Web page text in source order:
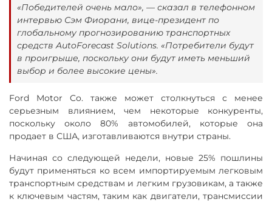
«Победителей очень мало», — сказал в телефонном
интервью Сэм Фиорани, вице-президент по
глобальному прогнозированию транспортных
средств AutoForecast Solutions. «Потребители будут
в проигрыше, поскольку они будут иметь меньший
выбор и более высокие цены».
Ford Motor Co. также может столкнуться с менее
серьезным влиянием, чем некоторые конкуренты,
поскольку около 80% автомобилей, которые она
продает в США, изготавливаются внутри страны.
Начиная со следующей недели, новые 25% пошлины
будут применяться ко всем импортируемым легковым
транспортным средствам и легким грузовикам, а также
к ключевым частям, таким как двигатели, трансмиссии